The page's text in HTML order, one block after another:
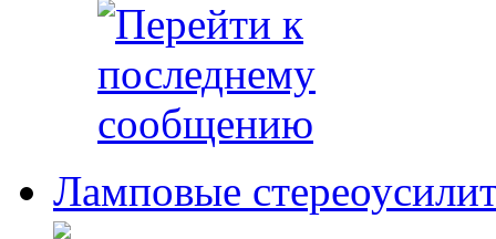
Ламповые